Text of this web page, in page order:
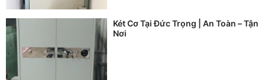
Két Cơ Tại Đức Trọng | An Toàn – Tận
Nơi